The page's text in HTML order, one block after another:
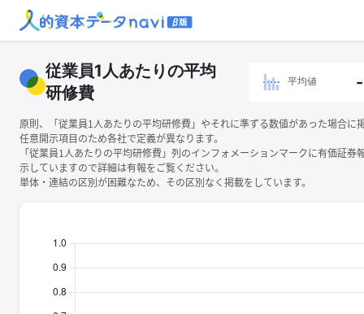
従業員1人あたりの平均
研修費
平均値
原則、「従業員1人あたりの平均研修費」やそれに準ずる数値があった場合に
任意開示項目のため各社で定義が異なります。
「従業員1人あたりの平均研修費」列のインフォメーションマークに有価証券
示していますので詳細は有報をご覧ください。
単体・連結の区別が困難なため、その区別なく掲載をしています。